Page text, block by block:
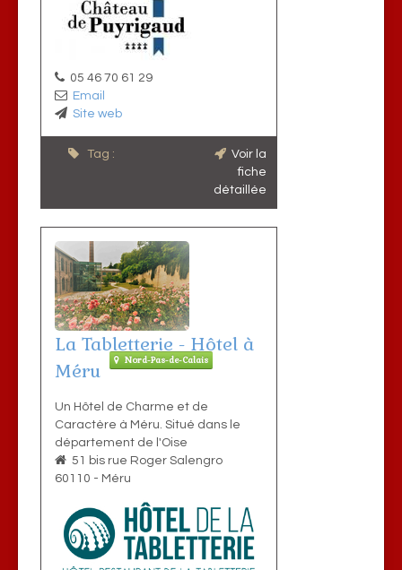
05 46 70 61 29
Email
Site web
Tag :
Voir la
fiche
détaillée
La Tabletterie - Hôtel à
Méru
Nord-Pas-de-Calais
Un Hôtel de Charme et de
Caractère à Méru. Situé dans le
département de l'Oise
51 bis rue Roger Salengro
60110 - Méru